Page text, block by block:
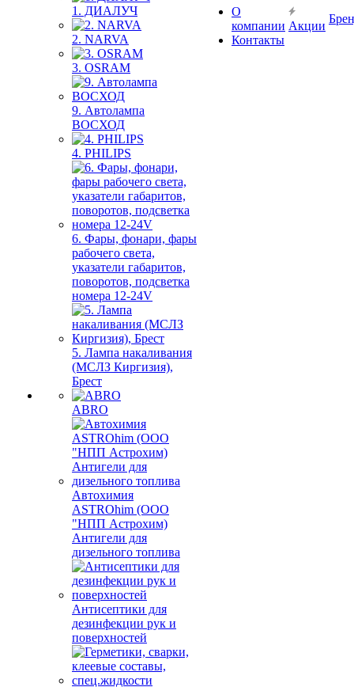
1. ДИАЛУЧ
2. NARVA
3. OSRAM
9. Автолампа
ВОСХОД
4. PHILIPS
6. Фары, фонари, фары
рабочего света,
указатели габаритов,
поворотов, подсветка
номера 12-24V
5. Лампа накаливания
(МСЛЗ Киргизия),
Брест
ABRO
Автохимия
ASTROhim (ООО
"НПП Астрохим)
Антигели для
дизельного топлива
Антисептики для
дезинфекции рук и
поверхностей
О
компании
Контакты
Акции